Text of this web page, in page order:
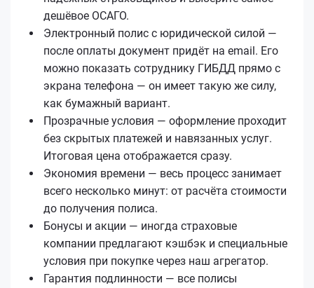
дешёвое ОСАГО.
Электронный полис с юридической силой —
после оплаты документ придёт на email. Его
можно показать сотруднику ГИБДД прямо с
экрана телефона — он имеет такую же силу,
как бумажный вариант.
Прозрачные условия — оформление проходит
без скрытых платежей и навязанных услуг.
Итоговая цена отображается сразу.
Экономия времени — весь процесс занимает
всего несколько минут: от расчёта стоимости
до получения полиса.
Бонусы и акции — иногда страховые
компании предлагают кэшбэк и специальные
условия при покупке через наш агрегатор.
Гарантия подлинности — все полисы